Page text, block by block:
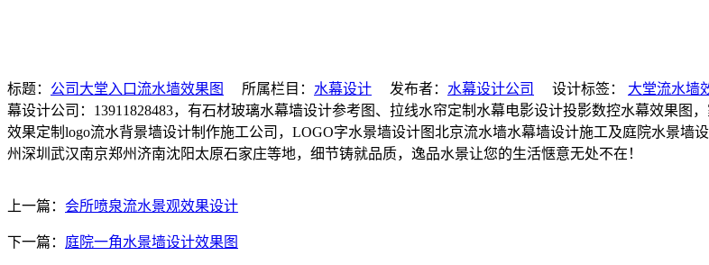
标题： 公司大堂入口流水墙效果图 所属栏目： 水幕设计 发布者： 水幕设计公司 设计标签： 大堂流水墙
幕设计公司：13911828483，有石材玻璃水幕墙设计参考图、拉线水帘定制水幕电影设计投影数控水幕效果
效果定制logo流水背景墙设计制作施工公司，LOGO字水景墙设计图北京流水墙水幕墙设计施工及庭院水景
州深圳武汉南京郑州济南沈阳太原石家庄等地，细节铸就品质，逸品水景让您的生活惬意无处不在！
上一篇： 会所喷泉流水景观效果设计
下一篇： 庭院一角水景墙设计效果图